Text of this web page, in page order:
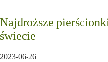
Najdroższe
świecie
2023-06-26